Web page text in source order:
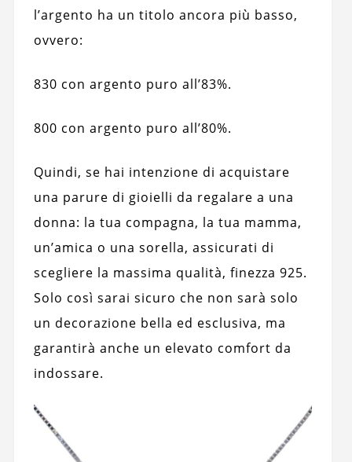
l’argento ha un titolo ancora più basso,
ovvero:
830 con argento puro all’83%.
800 con argento puro all’80%.
Quindi, se hai intenzione di acquistare
una parure di gioielli da regalare a una
donna: la tua compagna, la tua mamma,
un’amica o una sorella, assicurati di
scegliere la massima qualità, finezza 925.
Solo così sarai sicuro che non sarà solo
un decorazione bella ed esclusiva, ma
garantirà anche un elevato comfort da
indossare.